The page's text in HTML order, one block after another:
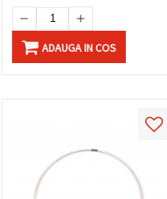
ADAUGA IN COS